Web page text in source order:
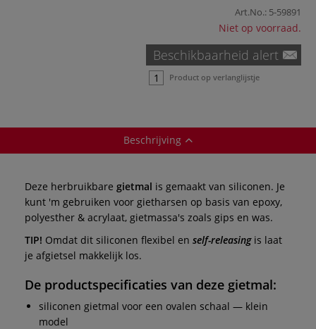
Art.No.: 5-59891
Niet op voorraad.
Beschikbaarheid alert
Product op verlanglijstje
Beschrijving
Deze herbruikbare gietmal is gemaakt van siliconen. Je
kunt 'm gebruiken voor gietharsen op basis van epoxy,
polyesther & acrylaat, gietmassa's zoals gips en was.
TIP! Omdat dit siliconen flexibel en self-releasingis laat
je afgietsel makkelijk los.
De productspecificaties van deze gietmal:
siliconen gietmal voor een ovalen schaal — klein
model